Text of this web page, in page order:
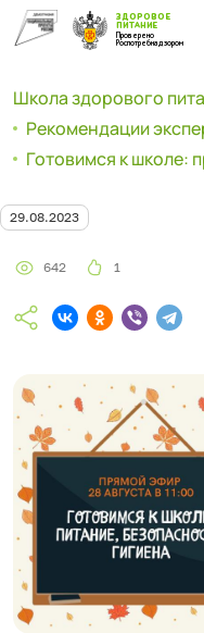
ЗДОРОВОЕ
ПИТАНИЕ
Проверено
Роспотребнадзором
Школа здорового
Рекомендации
Готовимся к школе:
29.08.2023
642 1